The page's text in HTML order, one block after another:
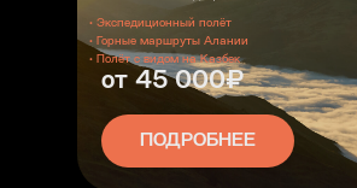
ПОДРОБНЕЕ
от 45 000₽
• Экспедиционный полёт
• Горные маршруты Алании
• Полёт с видом на Казбек